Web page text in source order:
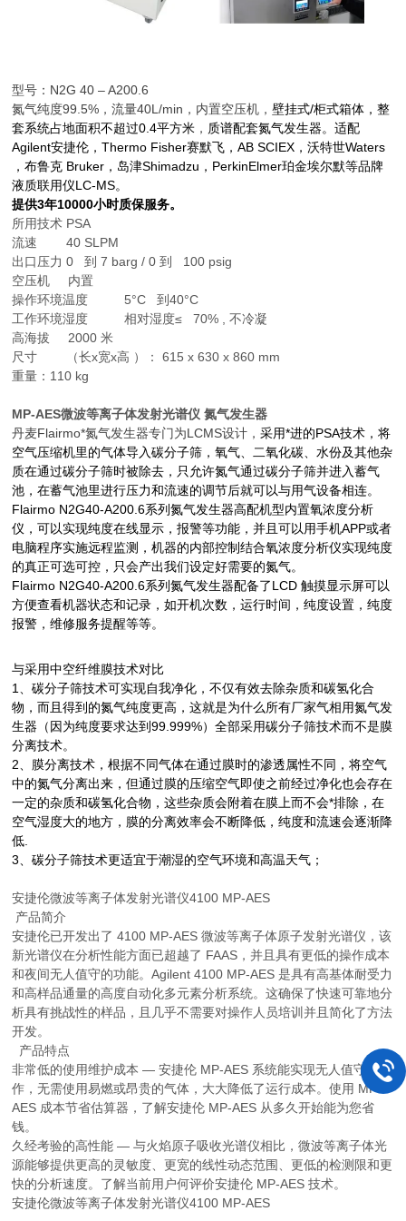
型号：N2G 40 – A200.6
氮气纯度99.5%，流量40L/min，内置空压机，壁挂式/柜式箱体，整
套系统占地面积不超过0.4平方米 ， 质谱配套氮气发生器。适配
Agilent安捷伦，Thermo Fisher赛默飞，AB SCIEX，沃特世Waters
，布鲁克 Bruker，岛津Shimadzu，PerkinElmer珀金埃尔默等品牌
液质联用仪LC-MS。
提供3年10000小时质保服务。
所用技术 PSA
流速 40 SLPM
出口压力 0 到 7 barg / 0 到 100 psig
空压机 内置
操作环境温度 5°C 到40°C
工作环境湿度 相对湿度≤ 70% , 不冷凝
高海拔 2000 米
尺寸 （长x宽x高 ）： 615 x 630 x 860 mm
重量：110 kg
MP-AES微波等离子体发射光谱仪 氮气发生器
丹麦Flairmo*氮气发生器专门为LCMS设计，采用*进的PSA技术，将
空气压缩机里的气体导入碳分子筛，氧气、二氧化碳、水份及其他杂
质在通过碳分子筛时被除去，只允许氮气通过碳分子筛并进入蓄气
池，在蓄气池里进行压力和流速的调节后就可以与用气设备相连。
Flairmo N2G40-A200.6系列氮气发生器高配机型内置氧浓度分析
仪，可以实现纯度在线显示，报警等功能，并且可以用手机APP或者
电脑程序实施远程监测，机器的内部控制结合氧浓度分析仪实现纯度
的真正可选可控，只会产出我们设定好需要的氮气。
Flairmo N2G40-A200.6系列氮气发生器配备了LCD触摸显示屏可以
方便查看机器状态和记录，如开机次数，运行时间，纯度设置，纯度
报警，维修服务提醒等等。
与采用中空纤维膜技术对比
1、碳分子筛技术可实现自我净化，不仅有效去除杂质和碳氢化合
物，而且得到的氮气纯度更高，这就是为什么所有厂家气相用氮气发
生器（因为纯度要求达到99.999%）全部采用碳分子筛技术而不是膜
分离技术。
2、膜分离技术，根据不同气体在通过膜时的渗透属性不同，将空气
中的氮气分离出来，但通过膜的压缩空气即使之前经过净化也会存在
一定的杂质和碳氢化合物，这些杂质会附着在膜上而不会*排除，在
空气湿度大的地方，膜的分离效率会不断降低，纯度和流速会逐渐降
低.
3、碳分子筛技术更适宜于潮湿的空气环境和高温天气；
安捷伦微波等离子体发射光谱仪4100 MP-AES
产品简介
安捷伦已开发出了 4100 MP-AES 微波等离子体原子发射光谱仪，该
新光谱仪在分析性能方面已超越了 FAAS，并且具有更低的操作成本
和夜间无人值守的功能。Agilent 4100 MP-AES 是具有高基体耐受力
和高样品通量的高度自动化多元素分析系统。这确保了快速可靠地分
析具有挑战性的样品，且几乎不需要对操作人员培训并且简化了方法
开发。
产品特点
非常低的使用维护成本 — 安捷伦 MP-AES 系统能实现无人值守操
作，无需使用易燃或昂贵的气体，大大降低了运行成本。使用 MP-
AES 成本节省估算器，了解安捷伦 MP-AES 从多久开始能为您省
钱。
久经考验的高性能 — 与火焰原子吸收光谱仪相比，微波等离子体光
源能够提供更高的灵敏度、更宽的线性动态范围、更低的检测限和更
快的分析速度。了解当前用户何评价安捷伦 MP-AES 技术。
安捷伦微波等离子体发射光谱仪4100 MP-AES